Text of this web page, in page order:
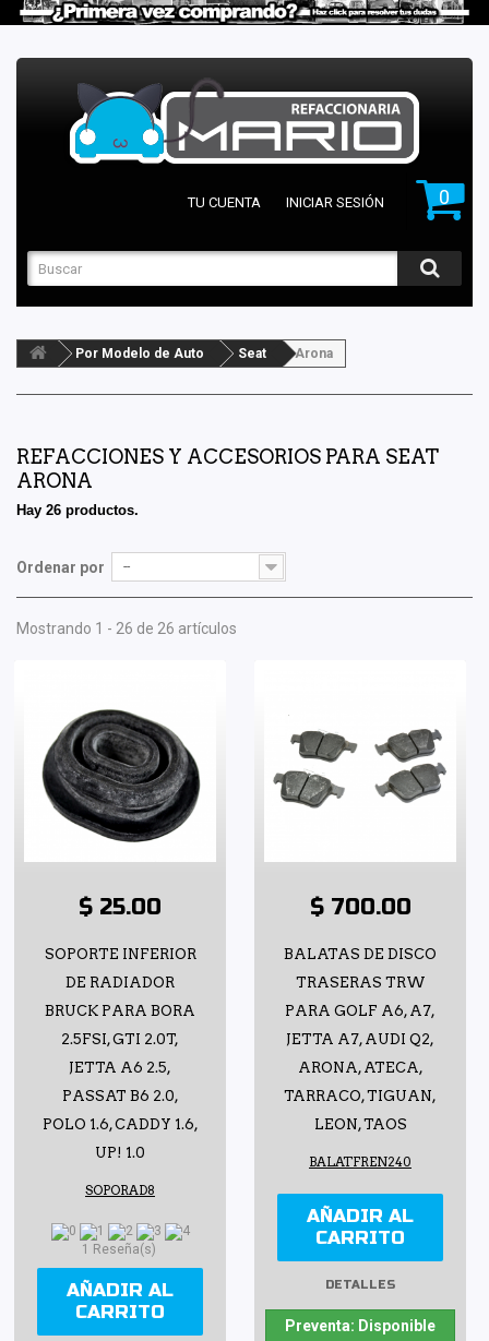
0
TU CUENTA INICIAR SESIÓN
Por Modelo de Auto Seat Arona
REFACCIONES Y ACCESORIOS PARA SEAT
ARONA
Hay 26 productos.
Ordenar por --
Mostrando 1 - 26 de 26 artículos
$ 25.00
SOPORTE INFERIOR
DE RADIADOR
BRUCK PARA BORA
2.5FSI, GTI 2.0T,
JETTA A6 2.5,
PASSAT B6 2.0,
POLO 1.6, CADDY 1.6,
UP! 1.0
SOPORAD8
1 Reseña(s)
AÑADIR AL
CARRITO
$ 700.00
BALATAS DE DISCO
TRASERAS TRW
PARA GOLF A6, A7,
JETTA A7, AUDI Q2,
ARONA, ATECA,
TARRACO, TIGUAN,
LEON, TAOS
BALATFREN240
AÑADIR AL
CARRITO
DETALLES
Preventa: Disponible